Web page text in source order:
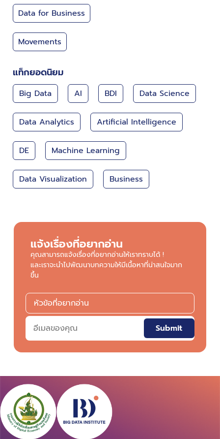
Data for Business
Movements
แท็กยอดนิยม
Big Data AI BDI Data Science
Data Analytics Artificial Intelligence
DE Machine Learning
Data Visualization Business
แจ้งเรื่องที่อยากอ่าน
คุณสามารถแจ้งเรื่องที่อยากอ่านให้เราทราบได้ !
และเราจะนำไปพัฒนาบทความให้มีเนื้อหาที่น่าสนใจมาก
ขึ้น
Submit